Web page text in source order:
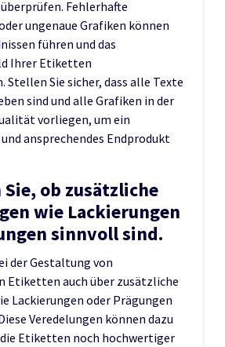
Fehlerhafte
ungenaue Grafiken können
führen und das
Ihrer Etiketten
Sie sicher, dass alle Texte
sind und alle Grafiken in der
vorliegen, um ein
ansprechendes Endprodukt
ob zusätzliche
wie Lackierungen
sinnvoll sind.
der Gestaltung von
Etiketten auch über zusätzliche
Lackierungen oder Prägungen
Veredelungen können dazu
Etiketten noch hochwertiger